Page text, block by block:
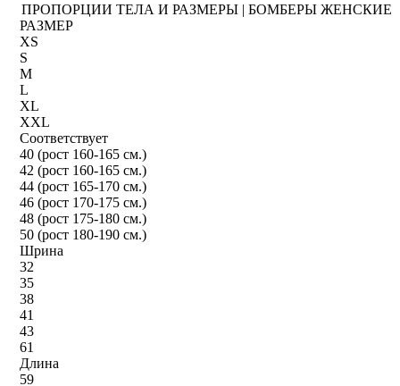
ПРОПОРЦИИ ТЕЛА И РАЗМЕРЫ | БОМБЕРЫ ЖЕНСКИЕ
РАЗМЕР
XS
S
M
L
XL
XXL
Соответствует
40 (рост 160-165 см.)
42 (рост 160-165 см.)
44 (рост 165-170 см.)
46 (рост 170-175 см.)
48 (рост 175-180 см.)
50 (рост 180-190 см.)
Шрина
32
35
38
41
43
61
Длина
59